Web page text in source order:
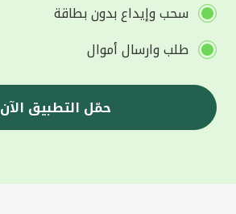
سحب وإيداع بدون بطاقة
طلب وارسال أموال
حمّل التطبيق الآن